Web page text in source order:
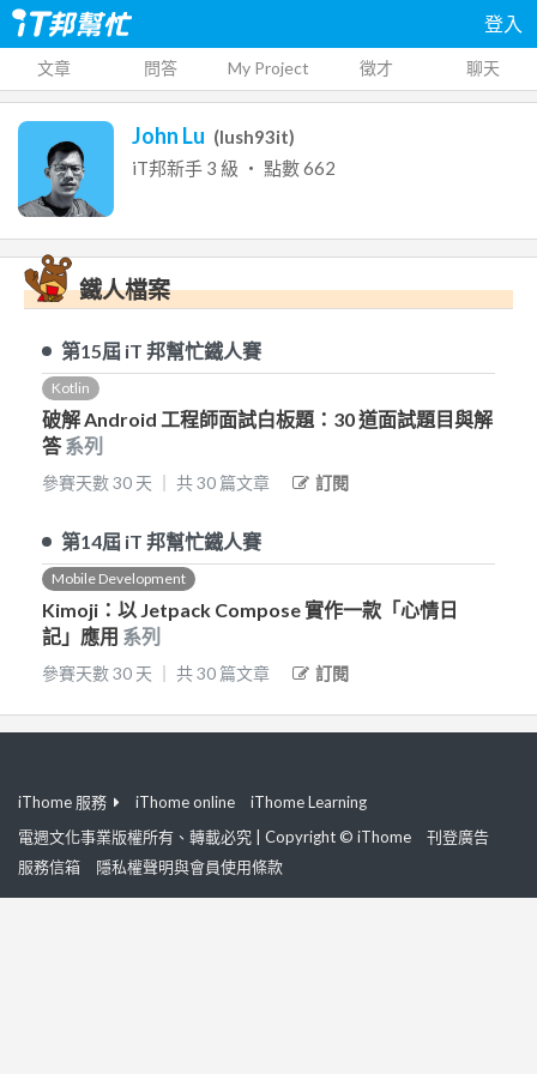
登入
文章 問答 My Project 徵才 聊天
John Lu (lush93it)
iT邦新手 3 級 ‧ 點數662
鐵人檔案
第14屆 iT 邦幫忙鐵人賽
Mobile Development
Kimoji：以 Jetpack Compose 實作一款「心情日
記」應用 系列
參賽天數30 天 共30 篇文章 訂閱
第15屆 iT 邦幫忙鐵人賽
Kotlin
破解 Android 工程師面試白板題：30 道面試題目與解
答 系列
參賽天數30 天 共30 篇文章 訂閱
iThome 服務 iThome online
iThome Learning
電週文化事業版權所有、轉載必究 | Copyright © iThome
刊登廣告
服務信箱
隱私權聲明與會員使用條款